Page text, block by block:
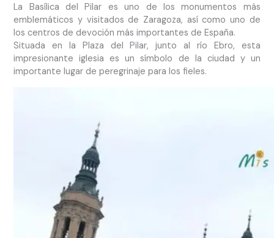
La Basílica del Pilar es uno de los monumentos más
emblemáticos y visitados de Zaragoza, así como uno de
los centros de devoción más importantes de España.
Situada en la Plaza del Pilar, junto al río Ebro, esta
impresionante iglesia es un símbolo de la ciudad y un
importante lugar de peregrinaje para los fieles.